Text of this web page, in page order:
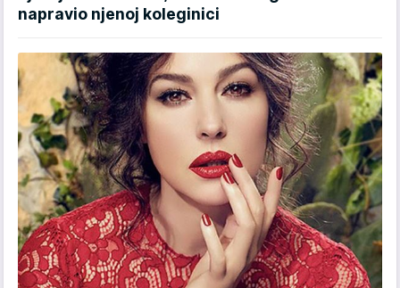
napravio njenoj koleginici